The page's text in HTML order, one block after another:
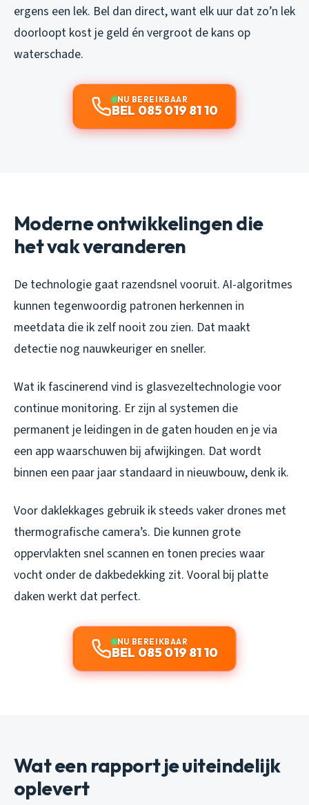
ergens een lek. Bel dan direct, want elk uur dat zo’n lek
doorloopt kost je geld én vergroot de kans op
waterschade.
NU BEREIKBAAR
BEL 085 019 81 10
Moderne ontwikkelingen die
het vak veranderen
De technologie gaat razendsnel vooruit. AI-algoritmes
kunnen tegenwoordig patronen herkennen in
meetdata die ik zelf nooit zou zien. Dat maakt
detectie nog nauwkeuriger en sneller.
Wat ik fascinerend vind is glasvezeltechnologie voor
continue monitoring. Er zijn al systemen die
permanent je leidingen in de gaten houden en je via
een app waarschuwen bij afwijkingen. Dat wordt
binnen een paar jaar standaard in nieuwbouw, denk ik.
Voor daklekkages gebruik ik steeds vaker drones met
thermografische camera’s. Die kunnen grote
oppervlakten snel scannen en tonen precies waar
vocht onder de dakbedekking zit. Vooral bij platte
daken werkt dat perfect.
NU BEREIKBAAR
BEL 085 019 81 10
Wat een rapport je uiteindelijk
oplevert